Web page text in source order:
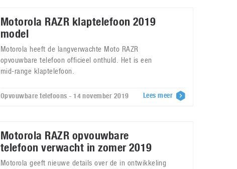
Motorola RAZR klaptelefoon 2019
model
Motorola heeft de langverwachte Moto RAZR
opvouwbare telefoon officieel onthuld. Het is een
mid-range klaptelefoon.
Opvouwbare telefoons - 14 november 2019 Lees meer
Motorola RAZR opvouwbare
telefoon verwacht in zomer 2019
Motorola geeft nieuwe details over de in ontwikkeling